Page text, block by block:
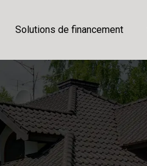
Solutions de financement